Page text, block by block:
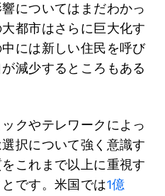
についてはまだわかっ
都市はさらに巨大化す
には新しい住民を呼び
減少するところもある
クやテレワークによっ
択について強く意識す
これまで以上に重視す
です。米国では1億